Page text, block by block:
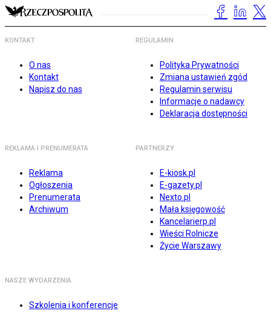
KONTAKT
O nas
Kontakt
Napisz do nas
REGULAMIN
Polityka Prywatności
Zmiana ustawień zgód
Regulamin serwisu
Informacje o nadawcy
Deklaracja dostępności
REKLAMA I PRENUMERATA
Reklama
Ogłoszenia
Prenumerata
Archiwum
PARTNERZY
E-kiosk.pl
E-gazety.pl
Nexto.pl
Mała księgowość
Kancelarierp.pl
Wieści Rolnicze
Życie Warszawy
NASZE WYDARZENIA
Szkolenia i konferencje